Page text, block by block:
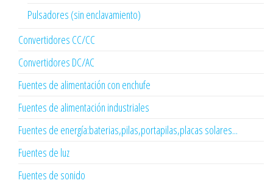
Pulsadores (sin enclavamiento)
Convertidores CC/CC
Convertidores DC/AC
Fuentes de alimentación con enchufe
Fuentes de alimentación industriales
Fuentes de energía:baterias,pilas,portapilas,placas solares...
Fuentes de luz
Fuentes de sonido